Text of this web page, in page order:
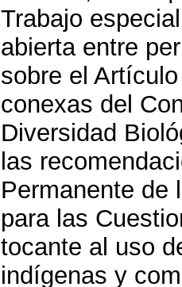
Trabajo
abierta entre
sobre el
conexas del
Diversidad
las
Permanente de
para las
tocante al uso
indígenas y